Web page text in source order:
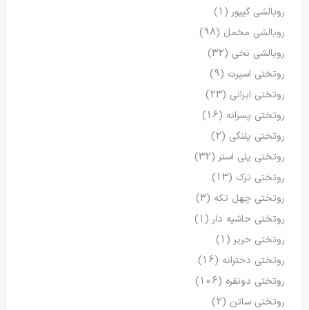
روبالشی گیپور (1)
روبالشی مخمل (98)
روبالشی نخی (32)
روتختی اسپرت (9)
روتختی ایرانی (23)
روتختی پسرانه (16)
روتختی پلنگی (2)
روتختی پلی استر (32)
روتختی ترک (13)
روتختی چهل تکه (3)
روتختی حاشیه دار (1)
روتختی حریر (1)
روتختی دخترانه (16)
روتختی دونفره (106)
روتختی ساتن (2)